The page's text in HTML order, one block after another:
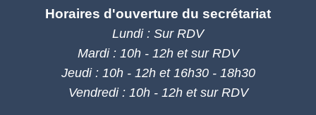
Horaires d'ouverture du secrétariat
Lundi : Sur RDV
Mardi : 10h - 12h et sur RDV
Jeudi : 10h - 12h et 16h30 - 18h30
Vendredi : 10h - 12h et sur RDV